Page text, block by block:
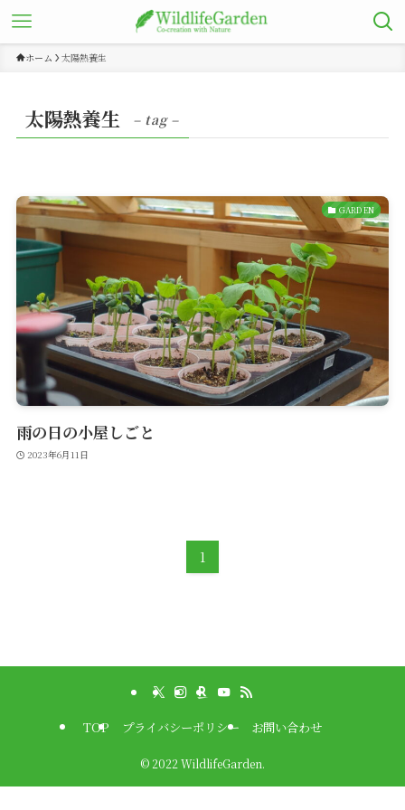
ホーム 太陽熱養生
太陽熱養生 – tag –
GARDEN
雨の日の小屋しごと
2023年6月11日
1
TOP プライバシーポリシー お問い合わせ
© 2022 WildlifeGarden.